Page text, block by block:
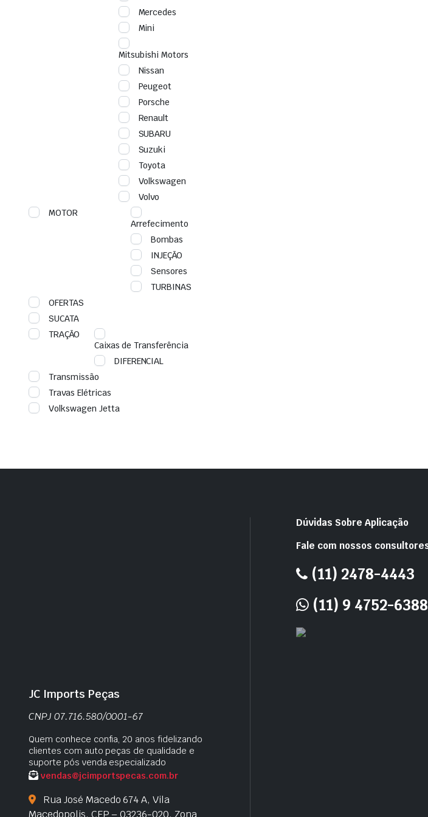
Mercedes
Mini
Mitsubishi Motors
Nissan
Peugeot
Porsche
Renault
SUBARU
Suzuki
Toyota
Volkswagen
Volvo
MOTOR
Arrefecimento
Bombas
INJEÇÃO
Sensores
TURBINAS
OFERTAS
SUCATA
TRAÇÃO
Caixas de Transferência
DIFERENCIAL
Transmissão
Travas Elétricas
Volkswagen Jetta
JC Imports Peças
CNPJ 07.716.580/0001-67
Quem conhece confia, 20 anos fidelizando
clientes com auto peças de qualidade e
suporte pós venda especializado
vendas@jcimportspecas.com.br
Rua José Macedo 674 A, Vila
Macedopolis, CEP – 03236-020, Zona
Dúvidas Sobre Aplicação
Fale com nossos
(11) 2478-4443
(11) 9 4752-6388